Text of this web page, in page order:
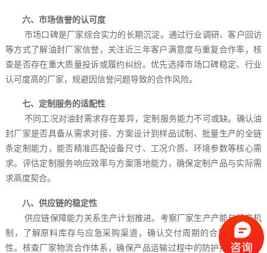
六、市场信誉的认可度
市场口碑是厂家综合实力的长期沉淀。通过行业调研、客户回访
等方式了解油封厂家信誉，关注近三年客户满意度与重复合作率，核
查是否存在重大质量投诉或履约纠纷。优先选择市场口碑稳定、行业
认可度高的厂家，规避因信誉问题导致的合作风险。
七、定制服务的适配性
不同工况对油封需求存在差异，定制服务能力不可或缺。确认油
封厂家是否具备从需求对接、方案设计到样品试制、批量生产的全链
条定制能力，能否精准匹配设备尺寸、工况介质、环境参数等核心需
求。评估定制服务响应效率与方案落地能力，确保定制产品与实际需
求高度契合。
八、供应链的稳定性
供应链保障能力关系生产计划推进。考察厂家生产产能与排产机
制，了解原料库存与应急采购渠道，确认交付周期的合理性与可控
性。核查厂家物流合作体系，确保产品运输过程中的防护措施到位，